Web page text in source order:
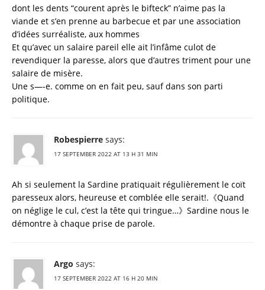
dont les dents “courent après le bifteck” n’aime pas la
viande et s’en prenne au barbecue et par une association
d’idées surréaliste, aux hommes
Et qu’avec un salaire pareil elle ait l’infâme culot de
revendiquer la paresse, alors que d’autres triment pour une
salaire de misère.
Une s—-e. comme on en fait peu, sauf dans son parti
politique.
Robespierre says:
17 SEPTEMBER 2022 AT 13 H 31 MIN
Ah si seulement la Sardine pratiquait régulièrement le coït
paresseux alors, heureuse et comblée elle serait!.《Quand
on néglige le cul, c’est la tête qui tringue…》Sardine nous le
démontre à chaque prise de parole.
Argo says:
17 SEPTEMBER 2022 AT 16 H 20 MIN